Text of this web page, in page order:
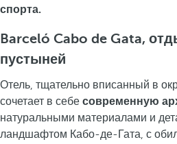
спорта.
Barceló Cabo de Gata,
пустыней
Отель, тщательно вписанный в
сочетает в себе современную
натуральными материалами и
ландшафтом Кабо-де-Гата, с